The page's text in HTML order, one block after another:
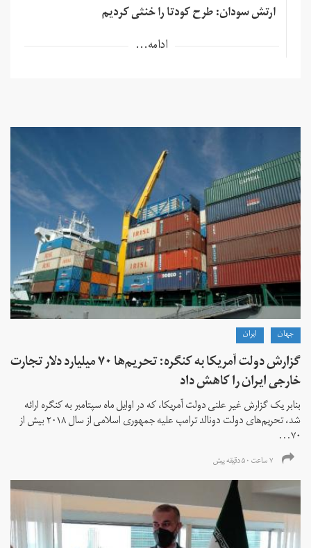
ارتش سودان: طرح کودتا را خنثی کردیم
ادامه...
جهان ايران
گزارش دولت آمریکا به کنگره: تحریم‌ها ۷۰ میلیارد دلار تجارت
خارجی ایران را کاهش داد
بنابر یک گزارش غیر علنی دولت آمریکا، که در اوایل ماه سپتامبر به کنگره ارائه
شد، تحریم‌های دولت دونالد ترامپ علیه جمهوری اسلامی از سال ۲۰۱۸ بیش از
۷۰...
۷ ساعت ۵۰ دقیقه پیش